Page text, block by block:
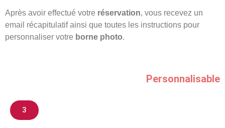
Après avoir effectué votre réservation, vous recevez un
email récapitulatif ainsi que toutes les instructions pour
personnaliser votre borne photo.
Personnalisable
3